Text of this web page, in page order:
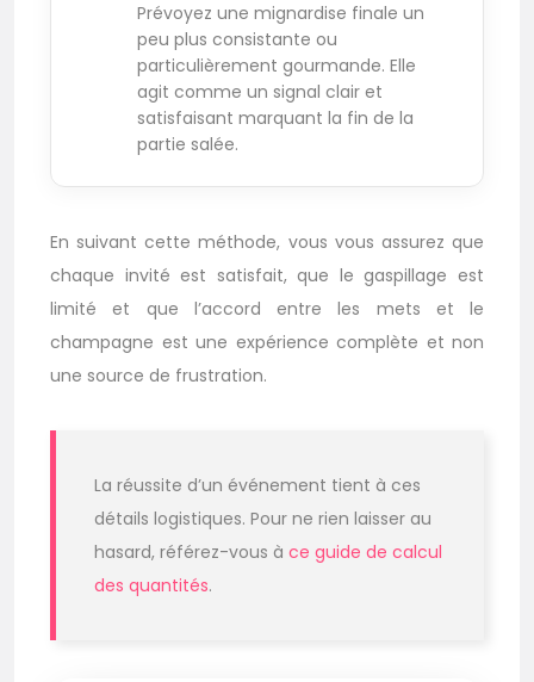
Prévoyez une mignardise finale un
peu plus consistante ou
particulièrement gourmande. Elle
agit comme un signal clair et
satisfaisant marquant la fin de la
partie salée.
En suivant cette méthode, vous vous assurez que
chaque invité est satisfait, que le gaspillage est
limité et que l’accord entre les mets et le
champagne est une expérience complète et non
une source de frustration.
La réussite d’un événement tient à ces
détails logistiques. Pour ne rien laisser au
hasard, référez-vous à ce guide de calcul
des quantités.